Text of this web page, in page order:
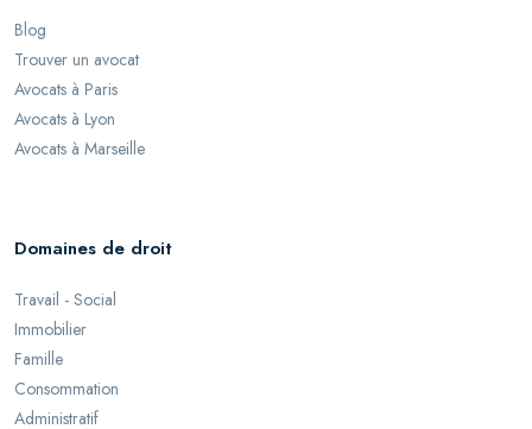
Blog
Trouver un avocat
Avocats à Paris
Avocats à Lyon
Avocats à Marseille
Domaines de droit
Travail - Social
Immobilier
Famille
Consommation
Administratif